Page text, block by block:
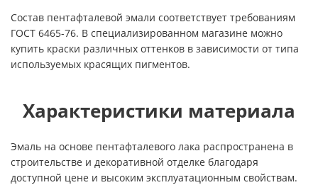
Состав пентафталевой эмали соответствует требованиям
ГОСТ 6465-76. В специализированном магазине можно
купить краски различных оттенков в зависимости от типа
используемых красящих пигментов.
Характеристики материала
Эмаль на основе пентафталевого лака распространена в
строительстве и декоративной отделке благодаря
доступной цене и высоким эксплуатационным свойствам.